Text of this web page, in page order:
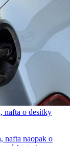
nafta o desítky
nafta naopak o